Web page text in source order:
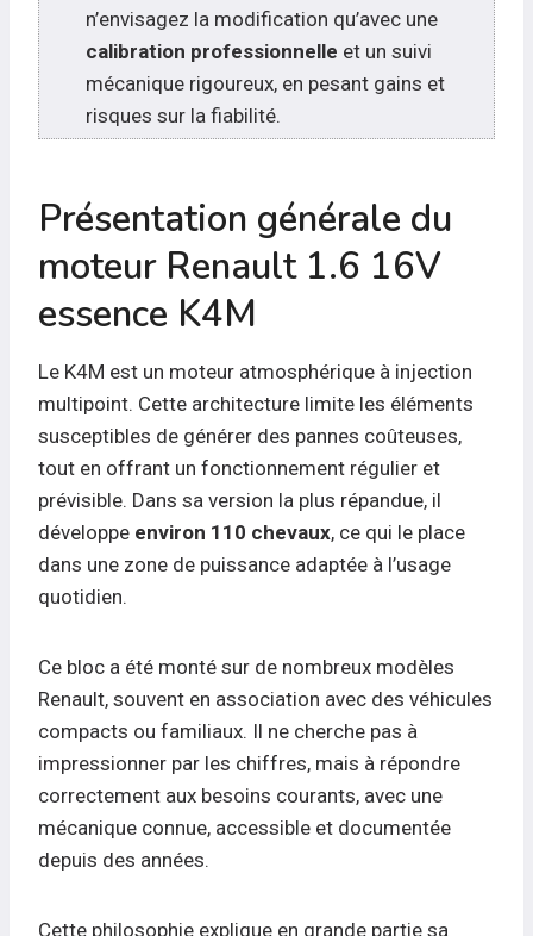
n’envisagez la modification qu’avec une
calibration professionnelle et un suivi
mécanique rigoureux, en pesant gains et
risques sur la fiabilité.
Présentation générale du
moteur Renault 1.6 16V
essence K4M
Le K4M est un moteur atmosphérique à injection
multipoint. Cette architecture limite les éléments
susceptibles de générer des pannes coûteuses,
tout en offrant un fonctionnement régulier et
prévisible. Dans sa version la plus répandue, il
développe environ 110 chevaux, ce qui le place
dans une zone de puissance adaptée à l’usage
quotidien.
Ce bloc a été monté sur de nombreux modèles
Renault, souvent en association avec des véhicules
compacts ou familiaux. Il ne cherche pas à
impressionner par les chiffres, mais à répondre
correctement aux besoins courants, avec une
mécanique connue, accessible et documentée
depuis des années.
Cette philosophie explique en grande partie sa